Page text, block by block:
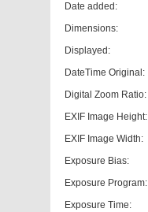
Date added:
Dimensions:
Displayed:
DateTime Original:
Digital Zoom Ratio:
EXIF Image Height:
EXIF Image Width:
Exposure Bias:
Exposure Program:
Exposure Time: